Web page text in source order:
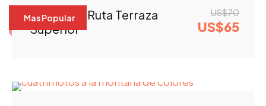
Mas Popular
Circuito 1: Ruta Terraza
Superior
US$70
US$65